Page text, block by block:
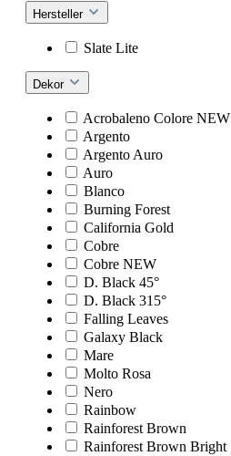
Hersteller
Slate Lite
Dekor
Acrobaleno Colore NEW
Argento
Argento Auro
Auro
Blanco
Burning Forest
California Gold
Cobre
Cobre NEW
D. Black 45°
D. Black 315°
Falling Leaves
Galaxy Black
Mare
Molto Rosa
Nero
Rainbow
Rainforest Brown
Rainforest Brown Bright